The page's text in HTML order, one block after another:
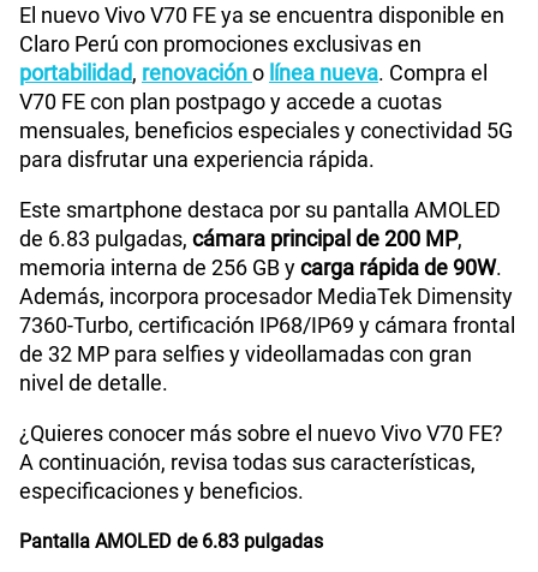
El nuevo Vivo V70 FE ya se encuentra disponible en
Claro Perú con promociones exclusivas en
portabilidad, renovacióno línea nueva. Compra el
V70 FE con plan postpago y accede a cuotas
mensuales, beneficios especiales y conectividad 5G
para disfrutar una experiencia rápida.
Este smartphone destaca por su pantalla AMOLED
de 6.83 pulgadas, cámara principal de 200 MP,
memoria interna de 256 GB ycarga rápida de 90W.
Además, incorpora procesador MediaTek Dimensity
7360-Turbo, certificación IP68/IP69 y cámara frontal
de 32 MP para selfies y videollamadas con gran
nivel de detalle.
¿Quieres conocer más sobre el nuevo Vivo V70 FE?
A continuación, revisa todas sus características,
especificaciones y beneficios.
Pantalla AMOLED de 6.83 pulgadas